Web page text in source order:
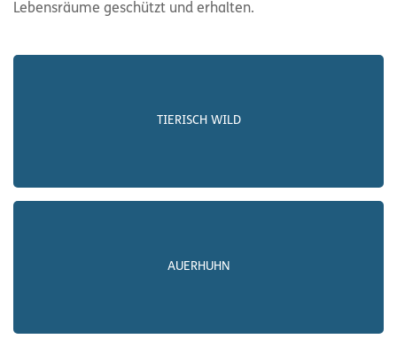
Lebensräume geschützt und erhalten.
TIERISCH WILD
AUERHUHN